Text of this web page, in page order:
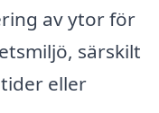
av ytor för
särskilt
eller